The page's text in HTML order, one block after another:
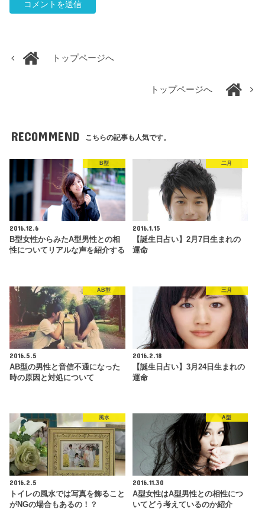
トップページへ
トップページへ
RECOMMEND こちらの記事も人気です。
B型
2016.12.6
B型女性からみたA型男性との相
性についてリアルな声を紹介する
二月
2016.1.15
【誕生日占い】2月7日生まれの
運命
AB型
2016.5.5
AB型の男性と音信不通になった
時の原因と対処について
三月
2016.2.18
【誕生日占い】3月24日生まれの
運命
風水
2016.2.5
トイレの風水では写真を飾ること
がNGの場合もあるの！？
A型
2016.11.30
A型女性はA型男性との相性につ
いてどう考えているのか紹介